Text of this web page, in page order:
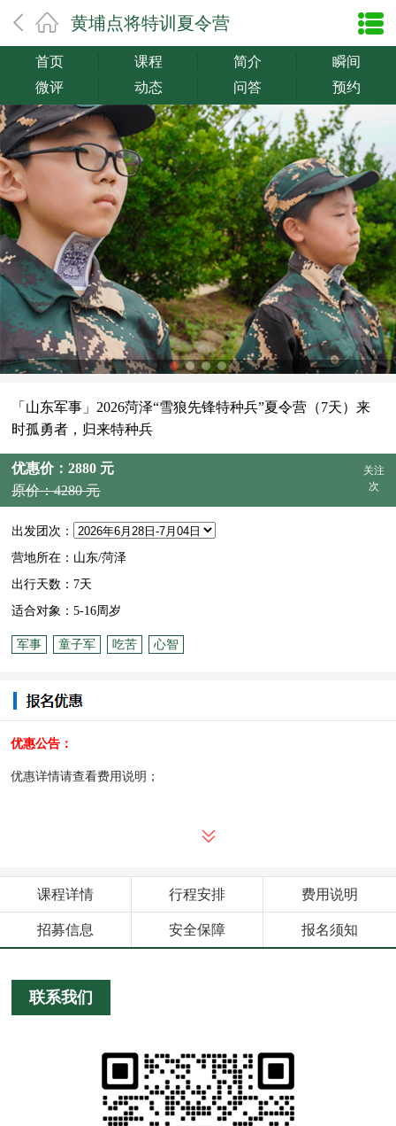
黄埔点将特训夏令营
首页 课程 简介
瞬间
微评
动态 问答 预约
「山东军事」2026菏泽“雪狼先锋特种兵”夏令营（7天）来
时孤勇者，归来特种兵
优惠价：2880 元
原价：4280 元
关注
次
出发团次：
营地所在：山东/菏泽
出行天数：7天
适合对象：5-16周岁
军事 童子军 吃苦 心智
优惠公告：
优惠详情请查看费用说明；
课程详情 行程安排 费用说明
招募信息 安全保障 报名须知
联系我们